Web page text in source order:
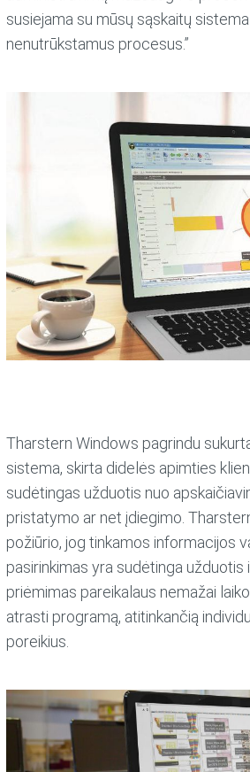
susiejama su mūsų sąskaitų
nenutrūkstamus procesus.”
Tharstern Windows pagrindu
sistema, skirta didelės apimties
sudėtingas užduotis nuo
pristatymo ar net įdiegimo.
požiūrio, jog tinkamos informacijos
pasirinkimas yra sudėtinga
priėmimas pareikalaus nemažai
atrasti programą, atitinkančią
poreikius.